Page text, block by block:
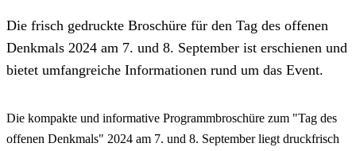
Die frisch gedruckte Broschüre für den Tag des offenen
Denkmals 2024 am 7. und 8. September ist erschienen und
bietet umfangreiche Informationen rund um das Event.
Die kompakte und informative Programmbroschüre zum "Tag des
offenen Denkmals" 2024 am 7. und 8. September liegt druckfrisch